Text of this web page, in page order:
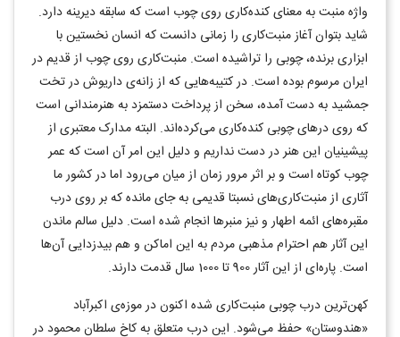
واژه منبت به معنای کنده‌کاری روی چوب است که سابقه دیرینه دارد.
شاید بتوان آغاز منبت‌کاری را زمانی دانست که انسان نخستین با
ابزاری برنده، چوبی را تراشیده است. منبت‌کاری روی چوب از قدیم در
ایران مرسوم بوده است. در کتیبه‌هایی که از زانه‌ی داریوش در تخت
جمشید به دست آمده، سخن از پرداخت دستمزد به هنرمندانی است
که روی درهای چوبی کنده‌کاری می‌کرده‌اند. البته مدارک معتبری از
پیشینیان این هنر در دست نداریم و دلیل این امر آن است که عمر
چوب کوتاه است و بر اثر مرور زمان از میان می‌رود اما در کشور ما
آثاری از منبت‌کاری‌های نسبتا قدیمی به جای مانده که بر روی درب
مقبره‌های ائمه اطهار و نیز منبرها انجام شده است. دلیل سالم ماندن
این آثار هم احترام مذهبی مردم به این اماکن و هم بیدزدایی آن‌ها
است. پاره‌ای از این آثار 900 تا 1000 سال قدمت دارند.
کهن‌ترین درب چوبی منبت‌کاری شده اکنون در موزه‌ی اکبرآباد
«هندوستان» حفظ می‌شود. این درب متعلق به کاخ سلطان محمود در